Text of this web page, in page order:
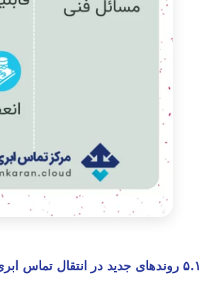
۵.۱ روندهای جدید در انتقال تماس ابری